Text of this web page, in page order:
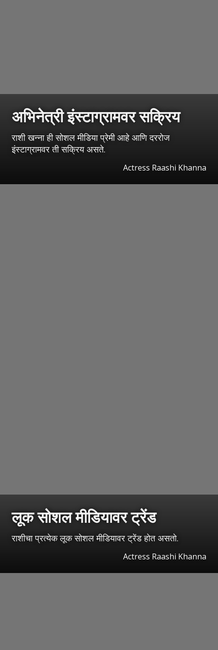
अभिनेत्री इंस्टाग्रामवर सक्रिय
राशी खन्ना ही सोशल मीडिया प्रेमी आहे आणि दररोज
इंस्टाग्रामवर ती सक्रिय असते.
Actress Raashi Khanna
लूक सोशल मीडियावर ट्रेंड
राशीचा प्रत्येक लूक सोशल मीडियावर ट्रेंड होत असतो.
Actress Raashi Khanna